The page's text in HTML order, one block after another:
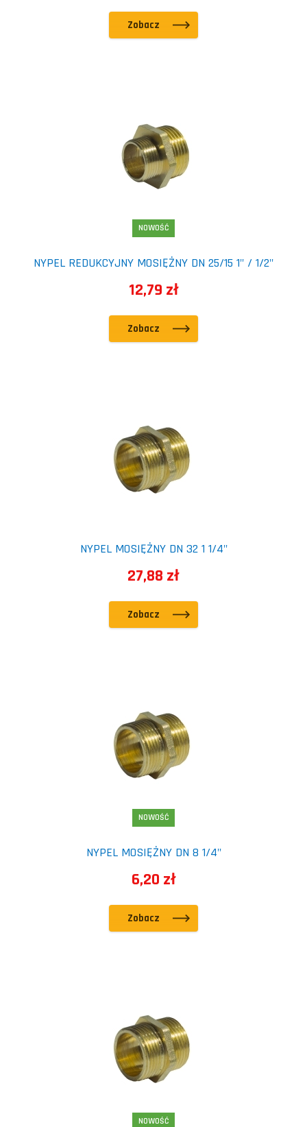
Zobacz
NOWOŚĆ
NYPEL REDUKCYJNY MOSIĘŻNY DN 25/15 1" / 1/2"
12,79 zł
Zobacz
NYPEL MOSIĘŻNY DN 32 1 1/4"
27,88 zł
Zobacz
NOWOŚĆ
NYPEL MOSIĘŻNY DN 8 1/4"
6,20 zł
Zobacz
NOWOŚĆ